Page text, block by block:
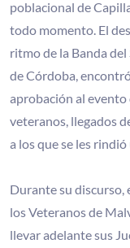
poblacional de
todo momento. El
ritmo de la Banda
de Córdoba,
aprobación al
veteranos, llegados
a los que se les
Durante su discurso,
los Veteranos de
llevar adelante sus